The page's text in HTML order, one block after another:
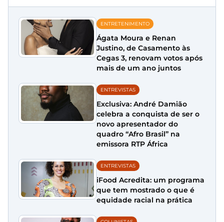
ENTRETENIMENTO
Ágata Moura e Renan
Justino, de Casamento às
Cegas 3, renovam votos após
mais de um ano juntos
ENTREVISTAS
Exclusiva: André Damião
celebra a conquista de ser o
novo apresentador do
quadro “Afro Brasil” na
emissora RTP África
ENTREVISTAS
iFood Acredita: um programa
que tem mostrado o que é
equidade racial na prática